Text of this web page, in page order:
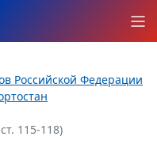
Российской Федерации
115-118)